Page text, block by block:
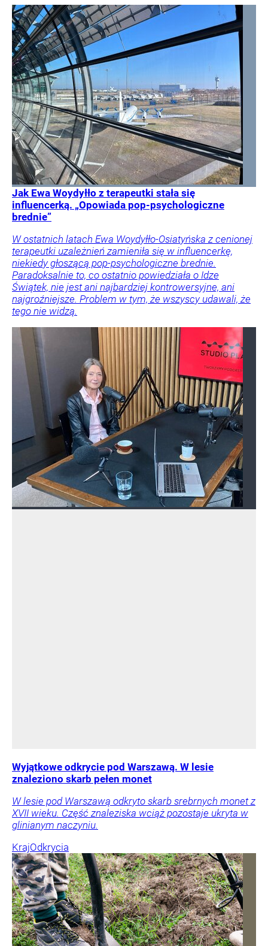
Jak Ewa Woydyłło z terapeutki stała się
influencerką. „Opowiada pop-psychologiczne
brednie”
W ostatnich latach Ewa Woydyłło-Osiatyńska z cenionej
terapeutki uzależnień zamieniła się w influencerkę,
niekiedy głoszącą pop-psychologiczne brednie.
Paradoksalnie to, co ostatnio powiedziała o Idze
Świątek, nie jest ani najbardziej kontrowersyjne, ani
najgroźniejsze. Problem w tym, że wszyscy udawali, że
tego nie widzą.
Wyjątkowe odkrycie pod Warszawą. W lesie
znaleziono skarb pełen monet
W lesie pod Warszawą odkryto skarb srebrnych monet z
XVII wieku. Część znaleziska wciąż pozostaje ukryta w
glinianym naczyniu.
KrajOdkrycia